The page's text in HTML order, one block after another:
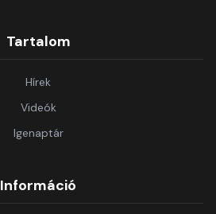
Tartalom
Hírek
Videók
Igenaptár
Információ